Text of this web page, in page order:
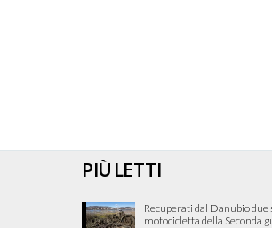
PIÙ LETTI
Recuperati dal Danubio due
motocicletta della Seconda